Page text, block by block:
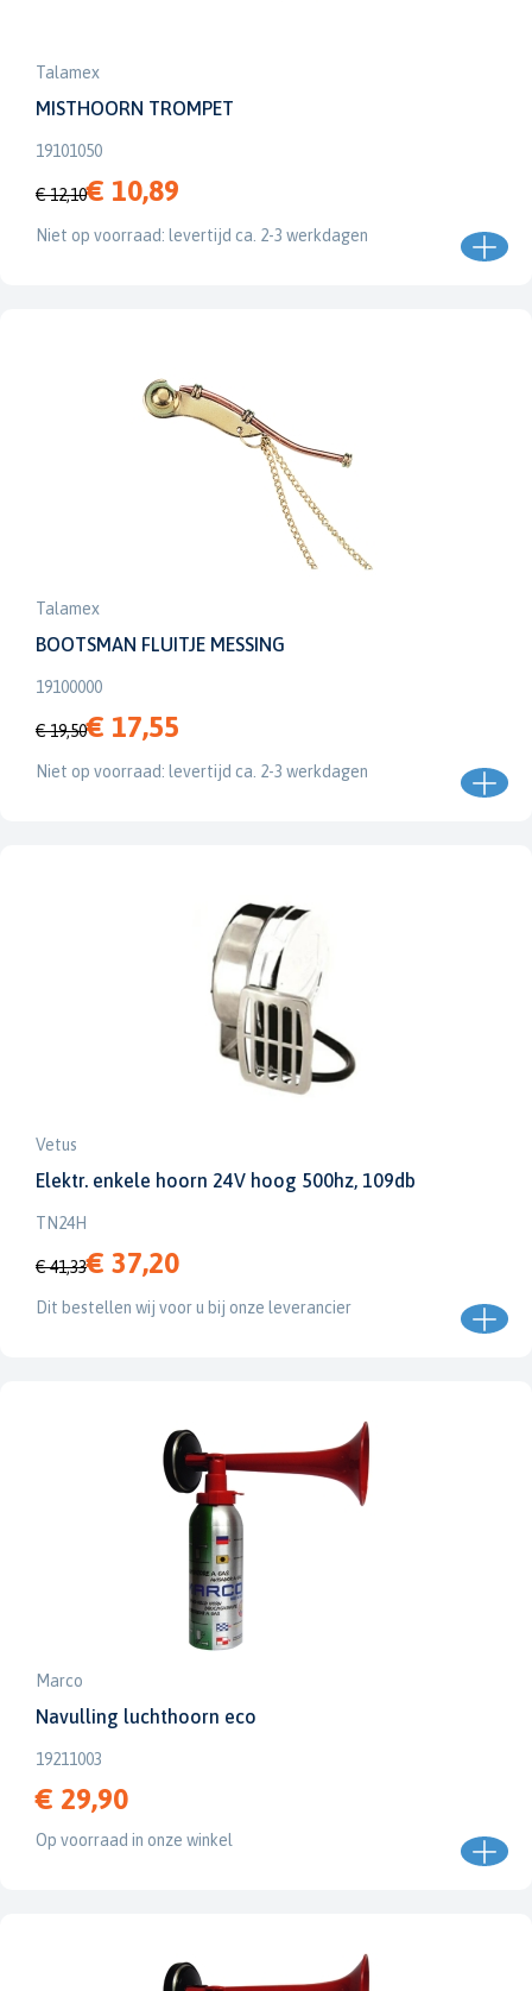
Talamex
MISTHOORN TROMPET
19101050
€ 12,10€ 10,89
Niet op voorraad: levertijd ca. 2-3 werkdagen
Talamex
BOOTSMAN FLUITJE MESSING
19100000
€ 19,50€ 17,55
Niet op voorraad: levertijd ca. 2-3 werkdagen
Vetus
Elektr. enkele hoorn 24V hoog 500hz, 109db
TN24H
€ 41,33€ 37,20
Dit bestellen wij voor u bij onze leverancier
Marco
Navulling luchthoorn eco
19211003
€ 29,90
Op voorraad in onze winkel